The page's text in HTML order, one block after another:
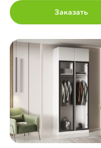
Заказать